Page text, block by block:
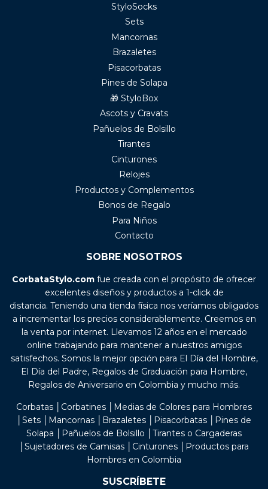
StyloSocks
Sets
Mancornas
Brazaletes
Pisacorbatas
Pines de Solapa
🎁 StyloBox
Ascots y Cravats
Pañuelos de Bolsillo
Tirantes
Cinturones
Relojes
Productos y Complementos
Bonos de Regalo
Para Niños
Contacto
SOBRE NOSOTROS
CorbataStylo.com fue creada con el propósito de ofrecer
excelentes diseños y productos a 1-click de
distancia. Teniendo una tienda física nos veríamos obligados
a incrementar los precios considerablemente. Creemos en
la venta por internet. Llevamos 12 años en el mercado
online trabajando para mantener a nuestros amigos
satisfechos. Somos la mejor opción para El Día del Hombre,
El Día del Padre, Regalos de Graduación para Hombre,
Regalos de Aniversario en Colombia y mucho más.
Corbatas │Corbatines │Medias de Colores para Hombres
│Sets │Mancornas │Brazaletes │Pisacorbatas │Pines de
Solapa │Pañuelos de Bolsillo │Tirantes o Cargaderas
│Sujetadores de Camisas │Cinturones │Productos para
Hombres en Colombia
SUSCRÍBETE